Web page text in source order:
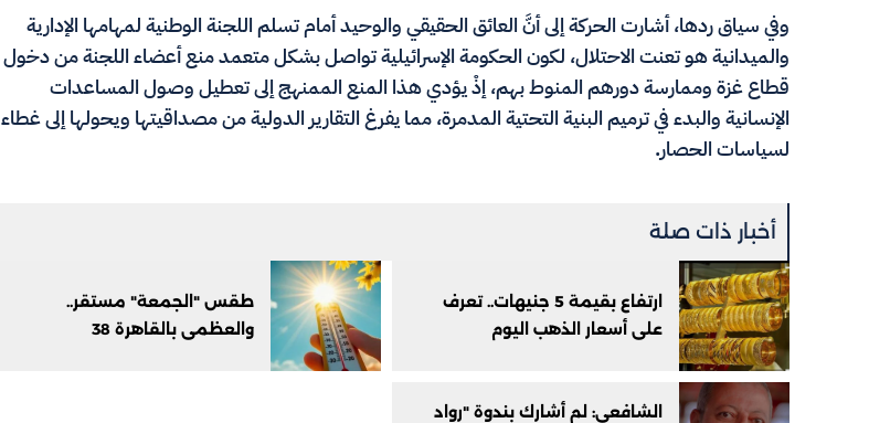
وفي سياق ردها، أشارت الحركة إلى أنَّ العائق الحقيقي والوحيد أمام تسلم اللجنة الوطنية لمهامها الإدارية
والميدانية هو تعنت الاحتلال، لكون الحكومة الإسرائيلية تواصل بشكل متعمد منع أعضاء اللجنة من دخول
قطاع غزة وممارسة دورهم المنوط بهم، إذْ يؤدي هذا المنع الممنهج إلى تعطيل وصول المساعدات
الإنسانية والبدء في ترميم البنية التحتية المدمرة، مما يفرغ التقارير الدولية من مصداقيتها ويحولها إلى غطاء
لسياسات الحصار.
أخبار ذات صلة
ارتفاع بقيمة 5 جنيهات.. تعرف
على أسعار الذهب اليوم
طقس "الجمعة" مستقر..
والعظمى بالقاهرة 38
الشافعي: لم أشارك بندوة "رواد